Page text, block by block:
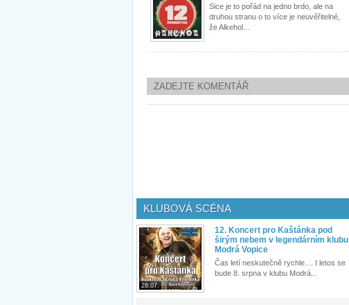
Sice je to pořád na jedno brdo, ale na
druhou stranu o to více je neuvěřitelné,
že Alkehol...
ZADEJTE KOMENTÁŘ
KLUBOVÁ SCÉNA
28.07.
12. Koncert pro Kaštánka pod
širým nebem v legendárním klubu
Modrá Vopice
Čas letí neskutečně rychle.... I letos se
bude 8. srpna v klubu Modrá...